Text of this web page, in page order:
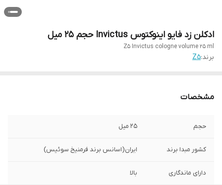
ادکلن زد فایو اینوکتوس Invictus حجم ۲۵ میل
Z5 Invictus cologne volume 25 ml
برند:Z5
مشخصات
حجم ۲۵ میل
کشور مبدا برند ایران(اسانس برند فرمنیخ سوئیس)
دارای ماندگاری بالا